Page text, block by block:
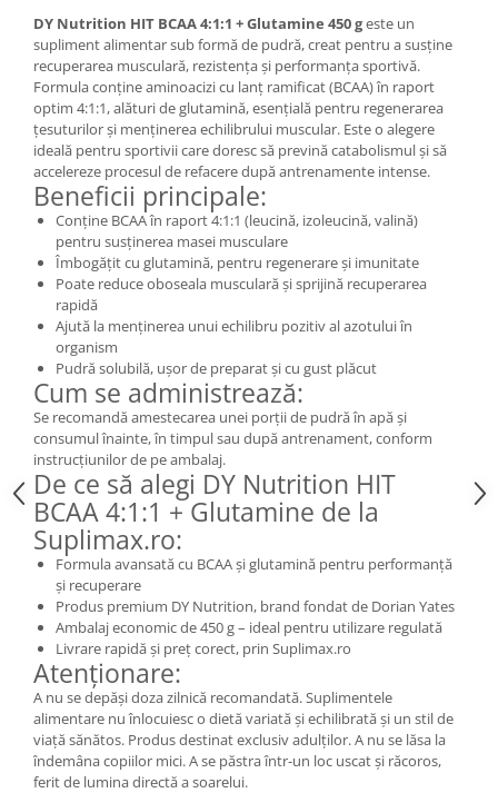
DY Nutrition HIT BCAA 4:1:1 + Glutamine 450 geste un
supliment alimentar sub formă de pudră, creat pentru a susține
recuperarea musculară, rezistența și performanța sportivă.
Formula conține aminoacizi cu lanț ramificat (BCAA) în raport
optim 4:1:1, alături de glutamină, esențială pentru regenerarea
țesuturilor și menținerea echilibrului muscular. Este o alegere
ideală pentru sportivii care doresc să prevină catabolismul și să
accelereze procesul de refacere după antrenamente intense.
Beneficii principale:
Conține BCAA în raport 4:1:1 (leucină, izoleucină, valină)
pentru susținerea masei musculare
Îmbogățit cu glutamină, pentru regenerare și imunitate
Poate reduce oboseala musculară și sprijină recuperarea
rapidă
Ajută la menținerea unui echilibru pozitiv al azotului în
organism
Pudră solubilă, ușor de preparat și cu gust plăcut
Cum se administrează:
Se recomandă amestecarea unei porții de pudră în apă și
consumul înainte, în timpul sau după antrenament, conform
instrucțiunilor de pe ambalaj.
De ce să alegi DY Nutrition HIT
BCAA 4:1:1 + Glutamine de la
Suplimax.ro:
Formula avansată cu BCAA și glutamină pentru performanță
și recuperare
Produs premium DY Nutrition, brand fondat de Dorian Yates
Ambalaj economic de 450 g – ideal pentru utilizare regulată
Livrare rapidă și preț corect, prin Suplimax.ro
Atenționare:
A nu se depăși doza zilnică recomandată. Suplimentele
alimentare nu înlocuiesc o dietă variată și echilibrată și un stil de
viață sănătos. Produs destinat exclusiv adulților. A nu se lăsa la
îndemâna copiilor mici. A se păstra într-un loc uscat și răcoros,
ferit de lumina directă a soarelui.